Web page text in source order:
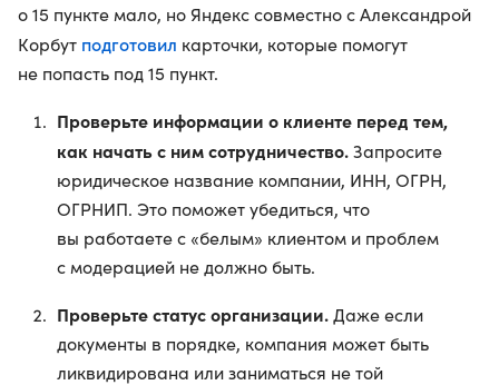
о 15 пункте мало, но Яндекс совместно с Александрой
Корбут подготовил карточки, которые помогут
не попасть под 15 пункт.
Проверьте информации о клиенте перед тем,
как начать с ним сотрудничество.Запросите
юридическое название компании, ИНН, ОГРН,
ОГРНИП. Это поможет убедиться, что
вы работаете с «белым» клиентом и проблем
с модерацией не должно быть.
Проверьте статус организации.Даже если
документы в порядке, компания может быть
ликвидирована или заниматься не той